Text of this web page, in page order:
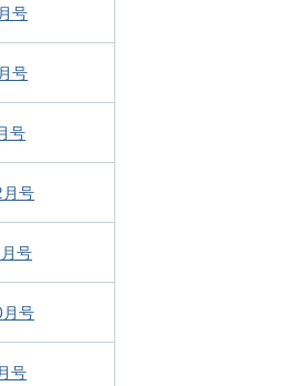
号
号
号
号
号
号
号